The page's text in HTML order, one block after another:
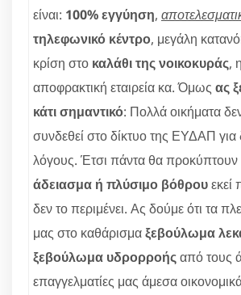
είναι: 100% εγγύηση,
τηλεφωνικό κέντρο, μεγάλη
κρίση στο καλάθι της νοικοκυράς,
αποφρακτική εταιρεία κα. Όμως ας
κάτι σημαντικό: Πολλά οικήματα
συνδεθεί στο δίκτυο της ΕΥΔΑΠ για
λόγους. Έτσι πάντα θα προκύπτουν
άδειασμα ή πλύσιμο βόθρουεκεί
δεν το περιμένει. Ας δούμε ότι τα
μας στο καθάρισμαξεβούλωμα
ξεβούλωμα υδρορροήςαπό τους
επαγγελματίες μας άμεσα οικονομικά